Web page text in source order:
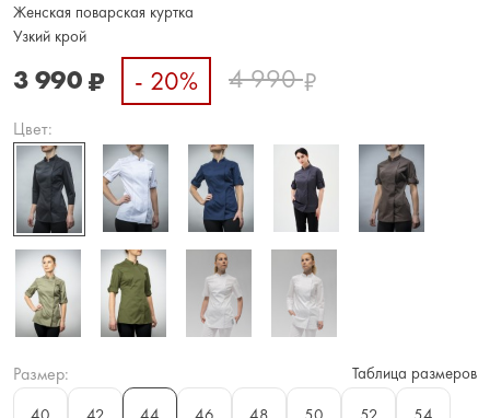
Женская поварская куртка
Узкий крой
3 990₽ - 20% 4 990₽
Цвет:
Размер:
Таблица размеров